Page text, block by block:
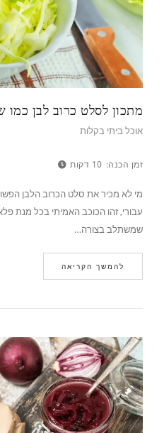
מתכון לסלט כרוב לבן כמו
אוכל ביתי בקלות
זמן הכנה: 10 דקות
מי לא מכיר את סלט הכרוב הלבן
עבורי, זהו הכוכב האמיתי בכל מנת
שמשתלב בצורה…
להמשך הקריאה